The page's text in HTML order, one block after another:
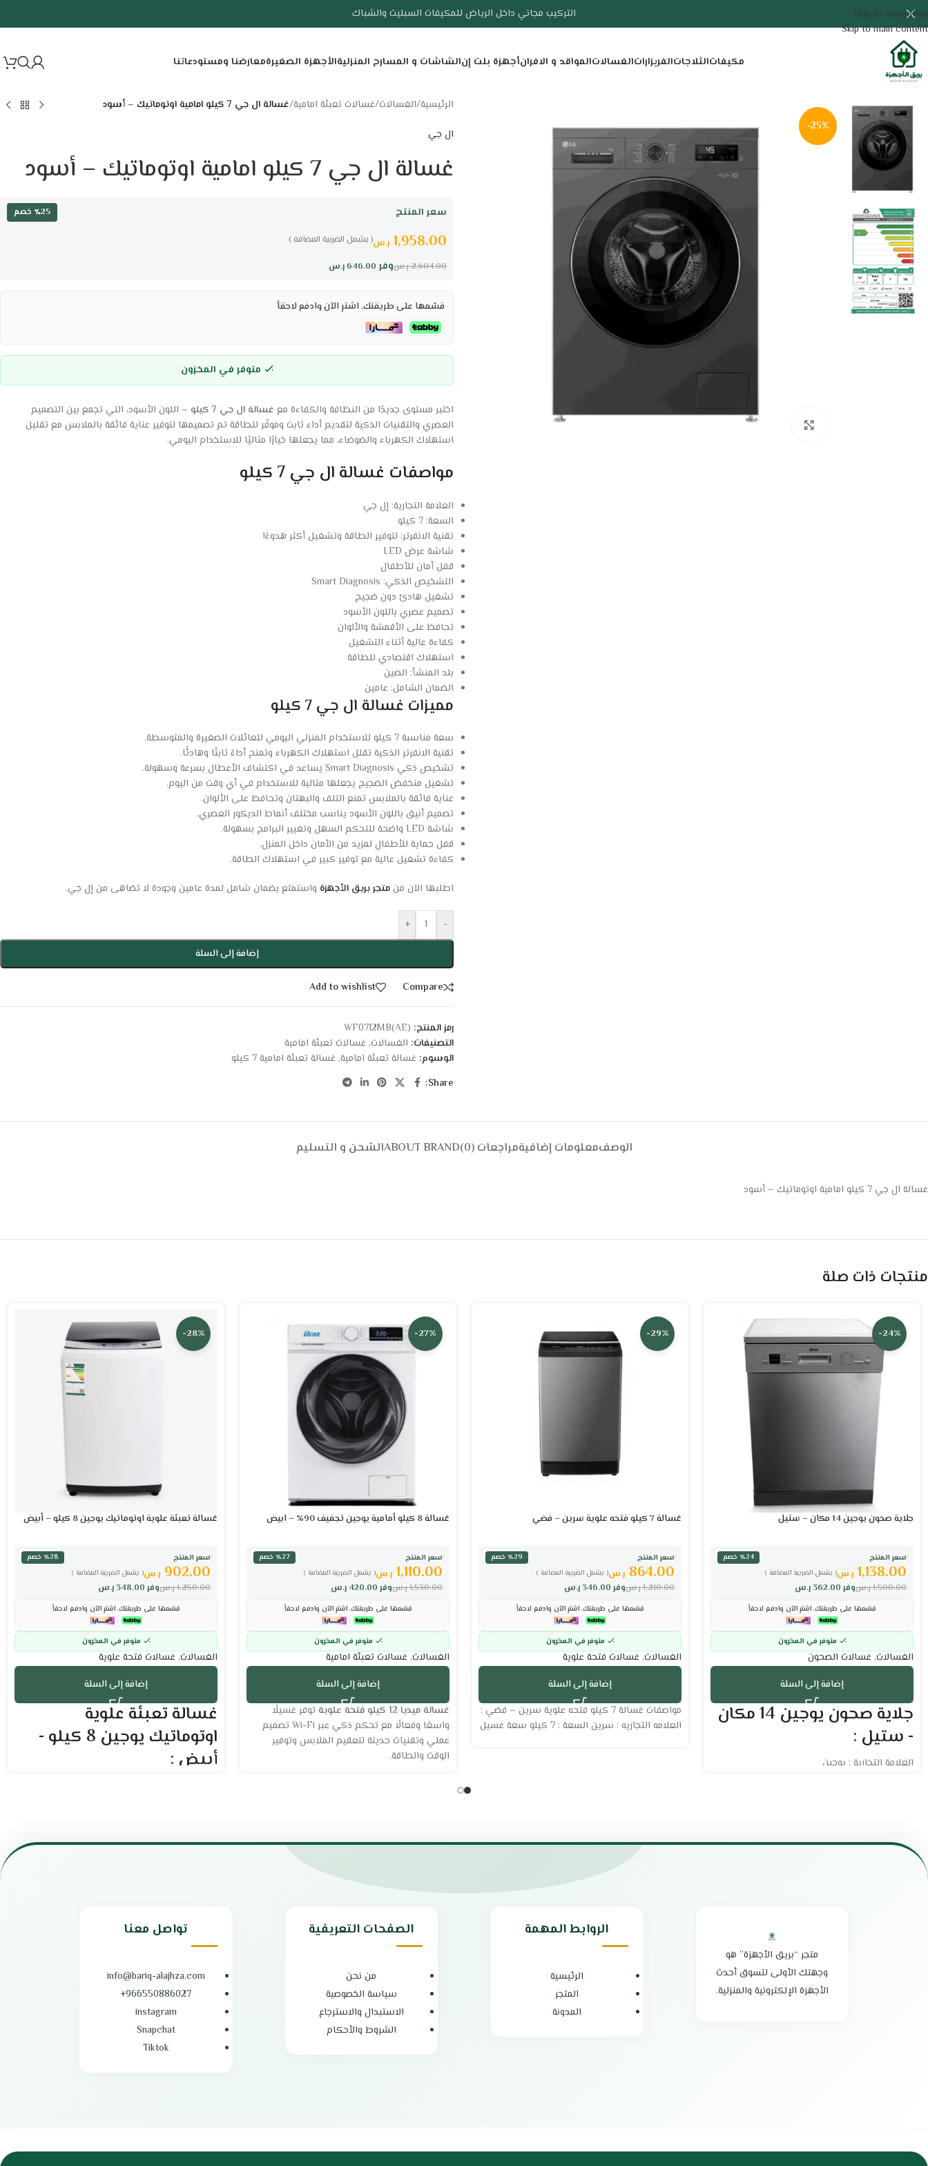
Skip to navigation
Skip to main content
التركيب مجاني داخل الرياض للمكيفات السبليت والشباك
مكيفاتالثلاجاتالفريزاراتالغسالاتالمواقد و الافرانأجهزة بلت إنالشاشات و المسارح المنزليةالأجهزة الصغيرةمعارضنا ومستودعاتنا
-25%
Click to enlarge
الرئيسية/الغسالات/غسالات تعبئة امامية/غسالة ال جي 7 كيلو امامية اوتوماتيك – أسود
ال جي
غسالة ال جي 7 كيلو امامية اوتوماتيك – أسود
سعر المنتج ٪25 خصم
( يشمل الضريبة المضافة ) 1,958.00 ر.س
وفر 646.00 ر.س 2,604.00ر.س
قسّمها على طريقتك. اشترِ الآن وادفع لاحقاً
متوفر في المخزون
اختبر مستوى جديدًا من النظافة والكفاءة مع غسالة ال جي 7 كيلو
– اللون الأسود، التي تجمع بين التصميم
العصري والتقنيات الذكية لتقديم أداء ثابت وموفّر للطاقة تم تصميمها لتوفير عناية فائقة بالملابس مع تقليل
استهلاك الكهرباء والضوضاء، مما يجعلها خيارًا مثاليًا للاستخدام اليومي.
مواصفات غسالة ال جي 7 كيلو
العلامة التجارية: إل جي
السعة: 7 كيلو
تقنية الانفرتر: لتوفير الطاقة وتشغيل أكثر هدوءًا
شاشة عرض LED
قفل أمان للأطفال
التشخيص الذكي: Smart Diagnosis
تشغيل هادئ دون ضجيج
تصميم عصري باللون الأسود
تحافظ على الأقمشة والألوان
كفاءة عالية أثناء التشغيل
استهلاك اقتصادي للطاقة
بلد المنشأ: الصين
الضمان الشامل: عامين
مميزات غسالة ال جي 7 كيلو
سعة مناسبة 7 كيلو للاستخدام المنزلي اليومي للعائلات الصغيرة والمتوسطة.
تقنية الانفرتر الذكية تقلل استهلاك الكهرباء وتمنح أداءً ثابتًا وهادئًا.
تشخيص ذكي Smart Diagnosis يساعد في اكتشاف الأعطال بسرعة وسهولة.
تشغيل منخفض الضجيج يجعلها مثالية للاستخدام في أي وقت من اليوم.
عناية فائقة بالملابس تمنع التلف والبهتان وتحافظ على الألوان.
تصميم أنيق باللون الأسود يناسب مختلف أنماط الديكور العصري.
شاشة LED واضحة للتحكم السهل وتغيير البرامج بسهولة.
قفل حماية للأطفال لمزيد من الأمان داخل المنزل.
كفاءة تشغيل عالية مع توفير كبير في استهلاك الطاقة.
اطلبها الآن منمتجر بريق الأجهزة واستمتع بضمان شامل لمدة عامين وجودة لا تضاهى من إل جي.
-
+
إضافة إلى السلة
Compare
Add to wishlist
رمز المنتج: WF0712MB(AE)
التصنيفات: الغسالات, غسالات تعبئة امامية
الوسوم: غسالة تعبئة امامية, غسالة تعبئة امامية 7 كيلو
Share:
الوصفمعلومات إضافيةمراجعات (0) ABOUT BRANDالشحن و التسليم
غسالة ال جي 7 كيلو امامية اوتوماتيك – أسود
منتجات ذات صلة
-24%
جلاية صحون يوجين 14 مكان – ستيل
سعر المنتج
٪24 خصم
( يشمل الضريبة المضافة )
1,138.00 ر.س
وفر 362.00 ر.س 1,500.00ر.س
قسّمها على طريقتك. اشترِ الآن وادفع لاحقاً
متوفر في المخزون
الغسالات, غسالات الصحون
إضافة إلى السلة
جلاية صحون يوجين 14 مكان
- ستيل :
العلامة التجارية : يوجين
تنظيف سهل لجميع أواني الطهي
مفاتيح تحكم بتقنية إلكترونية
الوكيل : شركة أمواج الدولية
-29%
غسالة 7 كيلو فتحه علوية سرين – فضي
سعر المنتج
٪29 خصم
( يشمل الضريبة المضافة )
864.00 ر.س
وفر 346.00 ر.س 1,210.00ر.س
قسّمها على طريقتك. اشترِ الآن وادفع لاحقاً
متوفر في المخزون
الغسالات, غسالات فتحة علوية
إضافة إلى السلة
مواصفات غسالة 7 كيلو فتحه علوية سرين – فضي :
العلامه التجاريه : سرين السعة : 7 كيلو سعة غسيل
-27%
غسالة 8 كيلو أمامية يوجين تجفيف 90% – ابيض
سعر المنتج
٪27 خصم
( يشمل الضريبة المضافة )
1,110.00 ر.س
وفر 420.00 ر.س 1,530.00ر.س
قسّمها على طريقتك. اشترِ الآن وادفع لاحقاً
متوفر في المخزون
الغسالات, غسالات تعبئة امامية
إضافة إلى السلة
غسالة ميديا 12 كيلو فتحة علوية
توفر غسيلًا
واسعًا وفعالًا مع تحكم ذكي عبر Wi-Fi تصميم
عملي وتقنيات حديثة لتعقيم الملابس وتوفير
الوقت والطاقة.
سعة الغسيل 12 كجم
متعددة البرامج لتناسب جميع أنواع الملابس
الضمان الشامل عامين
فتحة علوية
اتصال Wi-Fi للتحكم الذكي بالغسالة عن بُعد
قرص قمري سهل الاستخدام
تنظيف تلقائي للحوض قبل الغسيل
تقنية Steam Care لتعقيم الملابس بنسبة 99.99%
غسيل سريع Turbo Wash لتوفير 40% من الوقت
وتمتع بملابس نظيفة ومعقمة بكفاءة عالية.
-28%
غسالة تعبئة علوية اوتوماتيك يوجين 8 كيلو – أبيض
سعر المنتج
٪28 خصم
( يشمل الضريبة المضافة )
902.00 ر.س
وفر 348.00 ر.س 1,250.00ر.س
قسّمها على طريقتك. اشترِ الآن وادفع لاحقاً
متوفر في المخزون
الغسالات, غسالات فتحة علوية
إضافة إلى السلة
غسالة تعبئة علوية
اوتوماتيك يوجين 8 كيلو -
أبيض :
قدرة فائقة على التخلص من أصعب البقع
كفاءة عالية في استهلاك الطاقة
الوكيل : شركة أمواج الدولية
متجر “بريق الأجهزة” هو
وجهتك الأولى لتسوق أحدث
الأجهزة الإلكترونية والمنزلية.
الروابط المهمة
الرئيسية
المتجر
المدونة
الصفحات التعريفية
من نحن
سياسة الخصوصية
الاستبدال والاسترجاع
الشروط والأحكام
تواصل معنا
info@bariq-alajhza.com
966550886027+
instagram
Snapchat
Tiktok